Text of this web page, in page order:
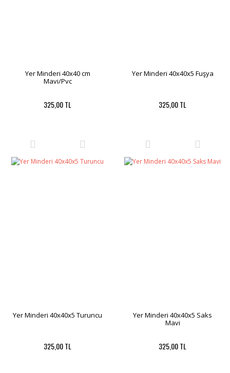
Yer Minderi 40x40 cm
Mavi/Pvc
325,00 TL
Yer Minderi 40x40x5 Fuşya
325,00 TL
Yer Minderi 40x40x5 Turuncu
325,00 TL
Yer Minderi 40x40x5 Saks
Mavi
325,00 TL